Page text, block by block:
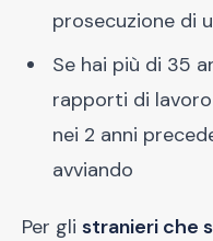
prosecuzione di
Se hai più di 35
rapporti di
nei 2 anni
avviando
Per gli stranieri che